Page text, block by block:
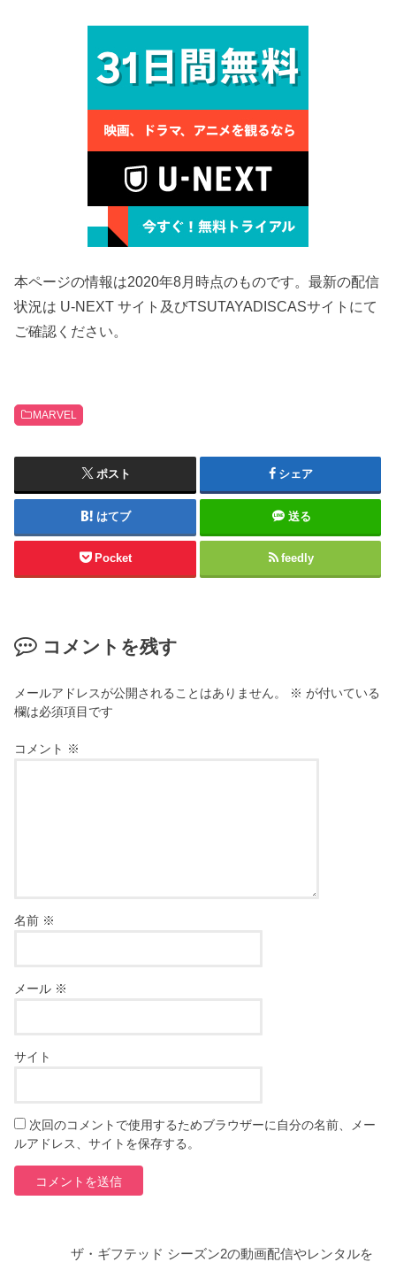
本ページの情報は2020年8月時点のものです。最新の配信
状況は U-NEXT サイト及びTSUTAYADISCASサイトにて
ご確認ください。
MARVEL
ポスト シェア
はてブ 送る
Pocket feedly
コメントを残す
メールアドレスが公開されることはありません。 ※ が付いている
欄は必須項目です
コメント ※
名前 ※
メール ※
サイト
次回のコメントで使用するためブラウザーに自分の名前、メー
ルアドレス、サイトを保存する。
ザ・ギフテッド シーズン2の動画配信やレンタルを